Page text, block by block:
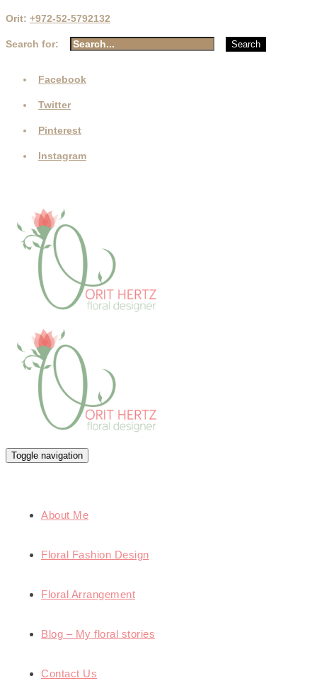
Orit: +972-52-5792132
Search for: Search
Facebook
Twitter
Pinterest
Instagram
Toggle navigation
About Me
Floral Fashion Design
Floral Arrangement
Blog – My floral stories
Contact Us